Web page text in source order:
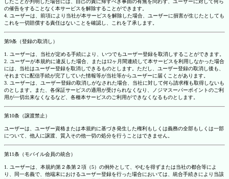
したことが判明した場合には、自己の責に帰すべき事由の有無を問わず、ユーザーに対して何ら
の催告をすることなく本サービスを解除することができます。
4. ユーザーは、前項により当社が本サービスを解除した場合、ユーザーに損害が生じたとしても
これを一切賠償する責任はないことを確認し、これを了承します。
第9条（登録の取消し）
1. ユーザーは、当社が定める手続により、いつでもユーザー登録を取消しすることができます。
2. ユーザーが本規約に違反した場合、または12ヶ月間連続して本サービスを利用しなかった場合
には、当社はユーザー登録を取消しできるものとします。ただし、ユーザー登録の取消し後も、
それまでに配信手続が完了していた情報等が当社等からユーザーに届くことがあります。
3. ユーザーは、ユーザー登録の取消しがなされた場合、当社に対して何ら請求権も取得しないも
のとします。また、各保証サービスの適用が受けられなくなり、ノジマスーパーポイントのご利
用が一切出来なくなるなど、各種本サービスのご利用ができなくなるものとします。
第10条（譲渡禁止）
ユーザーは、ユーザー資格または本規約に基づき発生した権利もしくは義務の全部もしくは一部
について、他人に譲渡、質入その他一切の処分を行うことはできません。
第11条（モバイル会員の統合）
1. ユーザーは、本規約第２条第２項（5）の例外として、やむを得ずまたは当社の都合等によ
り、同一名義で、他端末におけるユーザー登録を行った場合においては、統合手続きにより当該